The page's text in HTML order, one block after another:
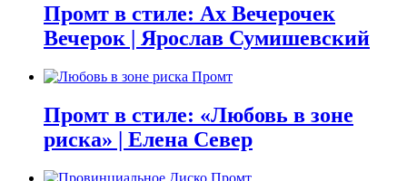
Промт в стиле: Ах Вечерочек
Вечерок | Ярослав Сумишевский
Промт в стиле: «Любовь в зоне
риска» | Елена Север